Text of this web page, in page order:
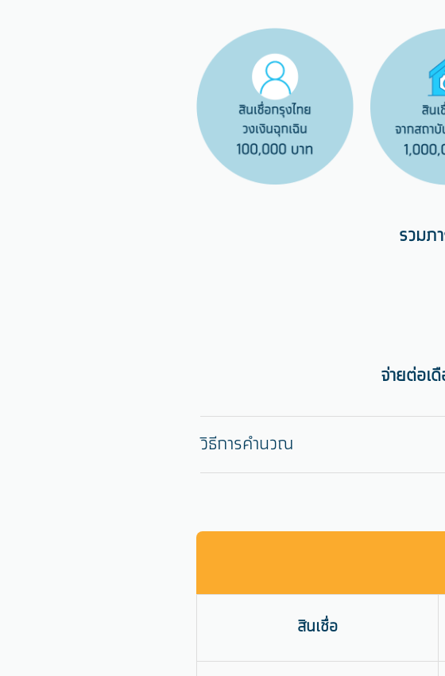
รวมภ
จ่ายต่อเ
วิธีการคำนวณ
สินเชื่อ